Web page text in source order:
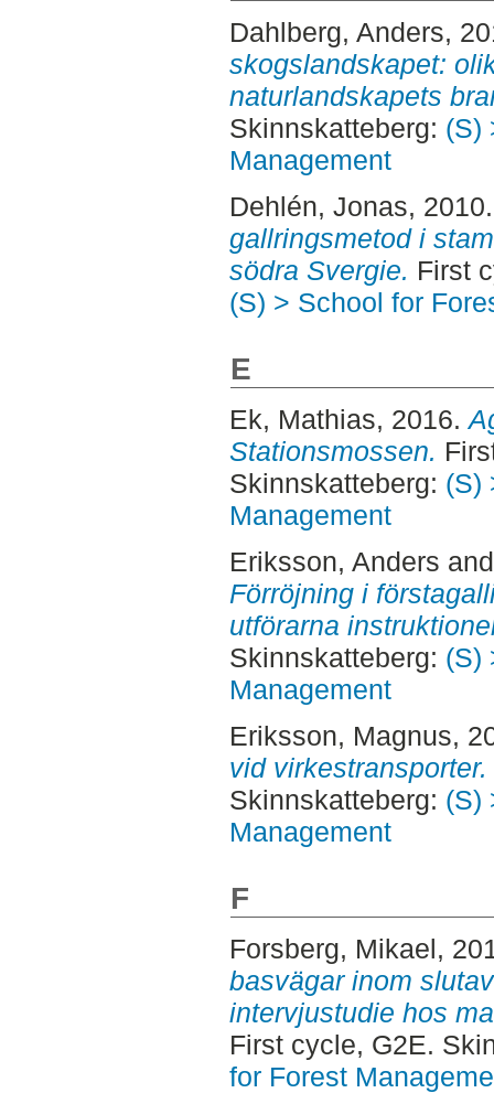
Dahlberg, Anders,
skogslandskapet:
naturlandskapets
Skinnskatteberg: (S)
Management
Dehlén, Jonas,
gallringsmetod i
södra Svergie. First
(S) > School for
E
Ek, Mathias, 2016.
Stationsmossen.
Skinnskatteberg: (S)
Management
Eriksson, Anders
Förröjning i
utförarna
Skinnskatteberg: (S)
Management
Eriksson, Magnus,
vid virkestransporter.
Skinnskatteberg: (S)
Management
F
Forsberg, Mikael,
basvägar inom
intervjustudie hos
First cycle, G2E.
for Forest